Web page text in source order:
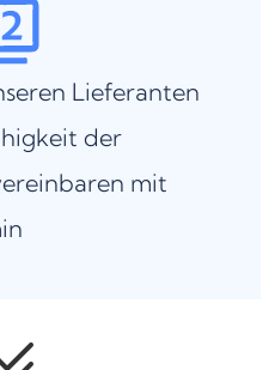
Lieferanten
der
mit